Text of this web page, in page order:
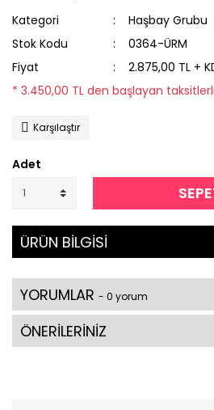
Kategori
Haşbay Grubu
Stok Kodu
0364-ÜRM
Fiyat
2.875,00 TL +
* 3.450,00 TL den başlayan
Karşılaştır
Adet
ÜRÜN BİLGİSİ
YORUMLAR - 0 yorum
ÖNERİLERİNİZ